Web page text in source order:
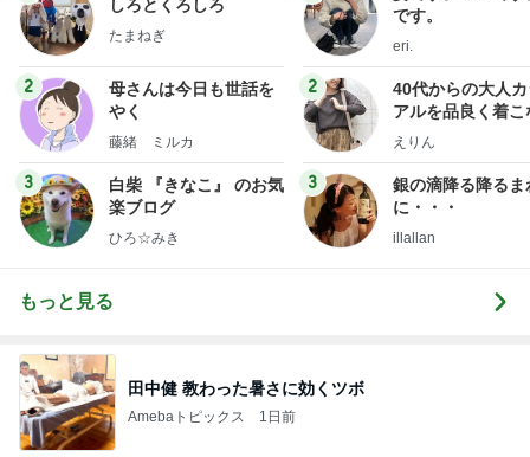
しろとくろしろ
たまねぎ
2
母さんは今日も世話を
やく
藤緒 ミルカ
3
白柴 『きなこ』 のお気
楽ブログ
ひろ☆みき
です。
eri.
2
40代からの大人
アルを品良く着こ
ファッションブロ
えりん
3
銀の滴降る降るま
に・・・
illallan
もっと見る
田中健 教わった暑さに効くツボ
Amebaトピックス 1日前